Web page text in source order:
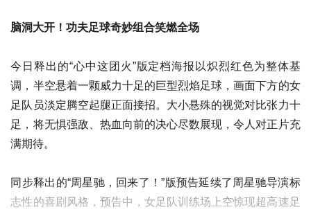
脑洞大开！功夫足球奇妙组合笑燃全场
今日释出的“心中这团火”版定档海报以炽烈红色为整体基
调，半空悬着一颗威力十足的巨型烈焰足球，画面下方的女
足队员淡定腾空起腿正面接招。大小悬殊的视觉对比张力十
足，将无惧强敌、热血向前的决心尽数展现，令人对正片充
满期待。
同步释出的“周星驰，回来了！”版预告延续了周星驰导演标
志性的喜剧风格，预告中，女足队训练场上空惊现超高速足